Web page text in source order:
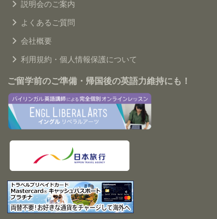
説明会のご案内
よくあるご質問
会社概要
利用規約・個人情報保護について
ご留学前のご準備・帰国後の英語力維持にも！